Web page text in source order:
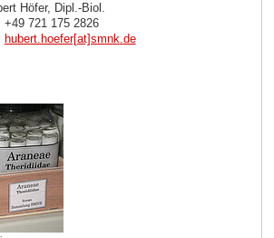
Höfer, Dipl.-Biol.
+49 721 175 2826
hubert.hoefer[at]smnk.de